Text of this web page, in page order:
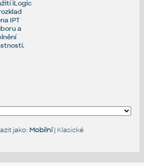
iLogic
IPT
a
jako: Mobilní| Klasické